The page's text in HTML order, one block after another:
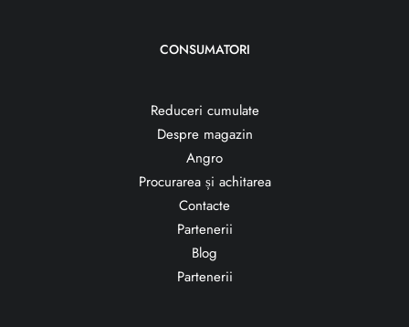
CONSUMATORI
Reduceri cumulate
Despre magazin
Angro
Procurarea și achitarea
Contacte
Partenerii
Blog
Partenerii